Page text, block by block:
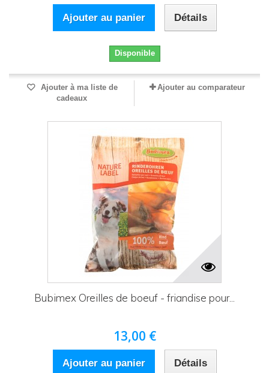
Ajouter au panier Détails
Disponible
Ajouter à ma liste de
cadeaux
Ajouter au comparateur
Bubimex Oreilles de boeuf - friandise pour...
13,00 €
Ajouter au panier Détails